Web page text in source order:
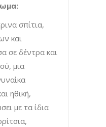
σπίτια,
και
σε δέντρα και
μια
ηθική,
με τα ίδια